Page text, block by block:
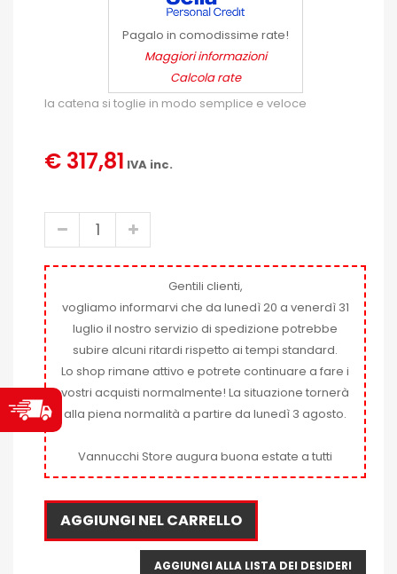
Pagalo in comodissime rate!
Maggiori informazioni
Calcola rate
la catena si toglie in modo semplice e veloce
€ 317,81 IVA inc.
Gentili clienti,
vogliamo informarvi che da lunedì 20 a venerdì 31
luglio il nostro servizio di spedizione potrebbe
subire alcuni ritardi rispetto ai tempi standard.
Lo shop rimane attivo e potrete continuare a fare i
vostri acquisti normalmente! La situazione tornerà
alla piena normalità a partire da lunedì 3 agosto.
Vannucchi Store augura buona estate a tutti
AGGIUNGI NEL CARRELLO
AGGIUNGI ALLA LISTA DEI DESIDERI